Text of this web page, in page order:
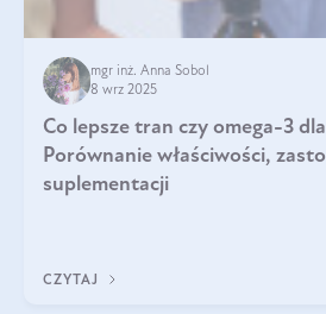
mgr inż. Anna Sobol
8 wrz 2025
Co lepsze tran czy omega-3
Porównanie właściwości,
suplementacji
CZYTAJ